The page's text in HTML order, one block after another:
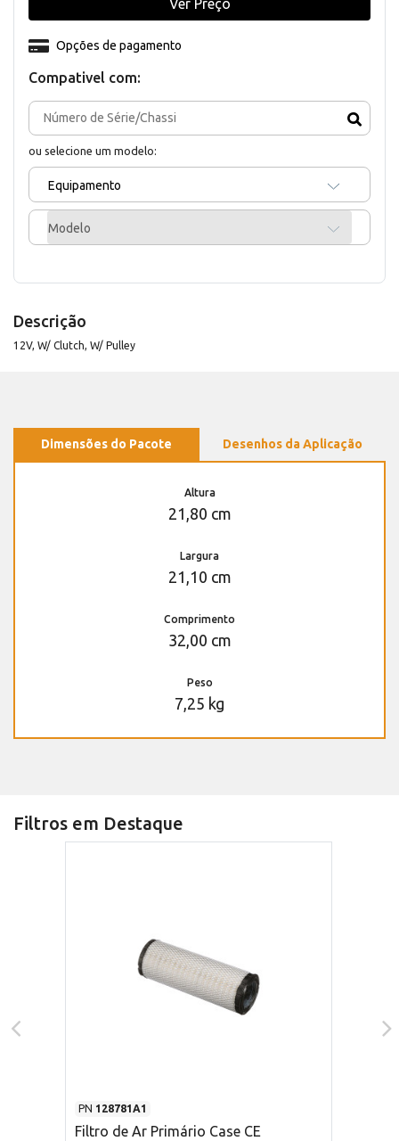
Compativel com:
ou selecione um modelo:
Equipamento
Modelo
Opções de pagamento
Ver Preço
Descrição
12V, W/ Clutch, W/ Pulley
Dimensões do Pacote Desenhos da Aplicação
Altura
21,80 cm
Largura
21,10 cm
Comprimento
32,00 cm
Peso
7,25 kg
Filtros em Destaque
PN 128781A1
Filtro de Ar Primário Case CE